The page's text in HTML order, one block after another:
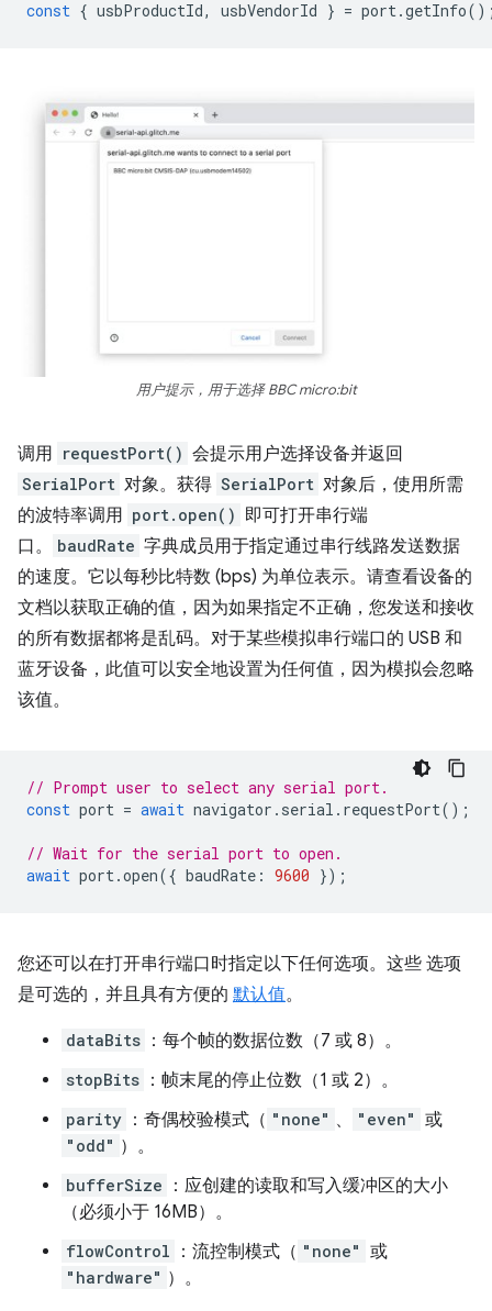
const { usbProductId, usbVendorId } = port.getInfo
用户提示，用于选择 BBC micro:bit
调用 requestPort() 会提示用户选择设备并返回
SerialPort 对象。获得 SerialPort 对象后，使用所需
的波特率调用 port.open() 即可打开串行端
口。
baudRate 字典成员用于指定通过串行线路发送数据
的速度。它以每秒比特数 (bps) 为单位表示。请查看设备的
文档以获取正确的值，因为如果指定不正确，您发送和接收
的所有数据都将是乱码。对于某些模拟串行端口的 USB 和
蓝牙设备，此值可以安全地设置为任何值，因为模拟会忽略
该值。
// Prompt user to select any serial port.
const port = await navigator . serial . requestPort();
// Wait for the serial port to open.
await port.open({ baudRate : 9600 });
您还可以在打开串行端口时指定以下任何选项。这些 选项
是可选的，并且具有方便的 默认值。
dataBits ：每个帧的数据位数（7 或 8）。
stopBits ：帧末尾的停止位数（1 或 2）。
parity ：奇偶校验模式（ "none" 、 "even" 或
"odd" ）。
bufferSize
：应创建的读取和写入缓冲区的大小
（必须小于 16MB）。
flowControl ：流控制模式（ "none" 或
"hardware" ）。